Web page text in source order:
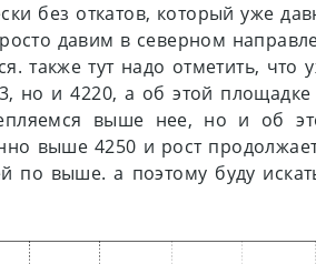
без откатов, который уже
давим в северном
также тут надо отметить,
но и 4220, а об этой
выше нее, но и об
выше 4250 и рост
по выше. а поэтому буду